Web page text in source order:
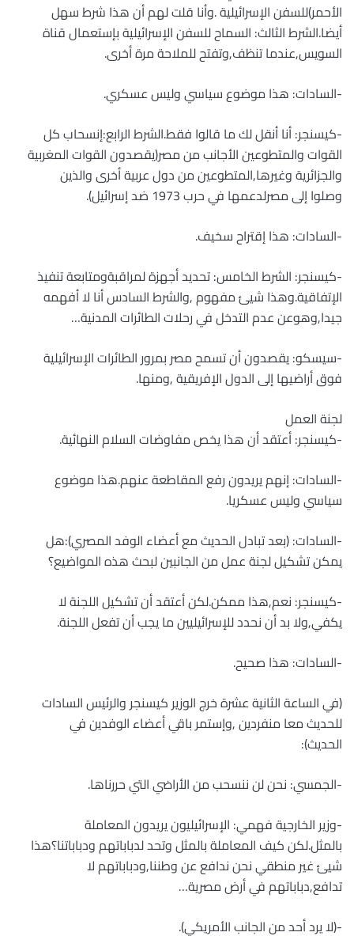
الأحمر)للسفن الإسرائيلية .وأنا قلت لهم أن هذا شرط سهل
أيضا.الشرط الثالث: السماح للسفن الإسرائيلية بإستعمال قناة
السويس,عندما تنظف,وتفتح للملاحة مرة أخرى.
-السادات: هذا موضوع سياسي وليس عسكري.
-كيسنجر: أنا أنقل لك ما قالوا فقط.الشرط الرابع:إنسحاب كل
القوات والمتطوعين الأجانب من مصر(يقصدون القوات المغربية
والجزائرية وغيرها,المتطوعين من دول عربية أخرى والذين
وصلوا إلى مصرلدعمها في حرب 1973 ضد إسرائيل).
-السادات: هذا إقتراح سخيف.
-كيسنجر: الشرط الخامس: تحديد أجهزة لمراقبةومتابعة تنفيذ
الإتفاقية.وهذا شيئ مفهوم ,والشرط السادس أنا لا أفهمه
جيدا,وهوعن عدم التدخل في رحلات الطائرات المدنية…
-سيسكو: يقصدون أن تسمح مصر بمرور الطائرات الإسرائيلية
فوق أراضيها إلى الدول الإفريقية ,ومنها.
لجنة العمل
-كيسنجر: أعتقد أن هذا يخص مفاوضات السلام النهائية.
-السادات: إنهم يريدون رفع المقاطعة عنهم.هذا موضوع
سياسي وليس عسكريا.
-السادات: (بعد تبادل الحديث مع أعضاء الوفد المصري):هل
يمكن تشكيل لجنة عمل من الجانبين لبحث هذه المواضيع؟
-كيسنجر: نعم,هذا ممكن.لكن أعتقد أن تشكيل اللجنة لا
يكفي,ولا بد أن نحدد للإسرائيليين ما يجب أن تفعل اللجنة.
-السادات: هذا صحيح.
(في الساعة الثانية عشرة خرج الوزير كيسنجر والرئيس السادات
للحديث معا منفردين ,وإستمر باقي أعضاء الوفدين في
الحديث):
-الجمسي: نحن لن ننسحب من الأراضي التي حررناها.
-وزير الخارجية فهمي: الإسرائيليون يريدون المعاملة
بالمثل.لكن كيف المعاملة بالمثل وتحد لدباباتهم ودباباتنا؟هذا
شيئ غير منطقي نحن ندافع عن وطننا,ودباباتهم لا
تدافع,دباباتهم في أرض مصرية…
-(لا يرد أحد من الجانب الأمريكي).